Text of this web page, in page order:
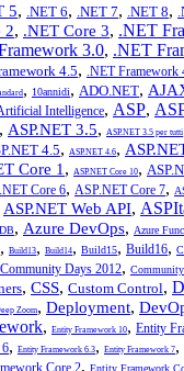
5, .NET 6, .NET 7, .NET 8,
2, .NET Core 3, .NET
3.0, .NET
4.5, .NET Framework
, 10annidi, ADO.NET,
Intelligence, ASP,
, ASP.NET 3.5, ASP.NET 3.5 per tutti
4.5, ASP.NET 4.6,
Core 1, ASP.NET Core 10,
Core 6, ASP.NET Core 7,
ASP.NET Web API,
, Azure DevOps, Azure
, Build13, Build14, Build15, Build16,
Community Days 2012,
, CSS, Custom Control,
Zoom, Deployment,
, Entity Framework 10, Entity
, Entity Framework 6.3, Entity Framework 7,
, Entity Framework